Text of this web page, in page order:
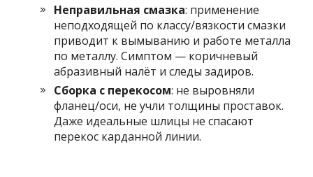
Неправильная смазка: применение
неподходящей по классу/вязкости смазки
приводит к вымыванию и работе металла
по металлу. Симптом — коричневый
абразивный налёт и следы задиров.
Сборка с перекосом: не выровняли
фланец/оси, не учли толщины проставок.
Даже идеальные шлицы не спасают
перекос карданной линии.